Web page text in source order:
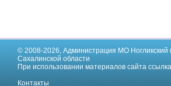
© 2008-2026,Администрация МО Ногликский
Сахалинской области
При использовании материалов сайта
Контакты